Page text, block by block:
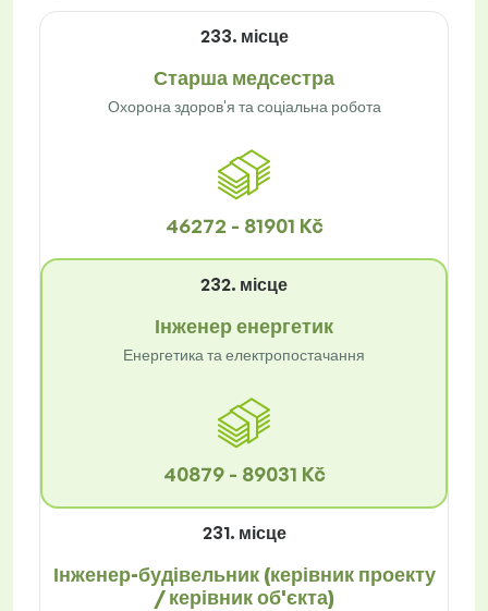
233. місце
Старша медсестра
Охорона здоров'я та соціальна робота
46272 - 81901 Kč
232. місце
Інженер енергетик
Енергетика та електропостачання
40879 - 89031 Kč
231. місце
Інженер-будівельник (керівник проекту
/ керівник об'єкта)